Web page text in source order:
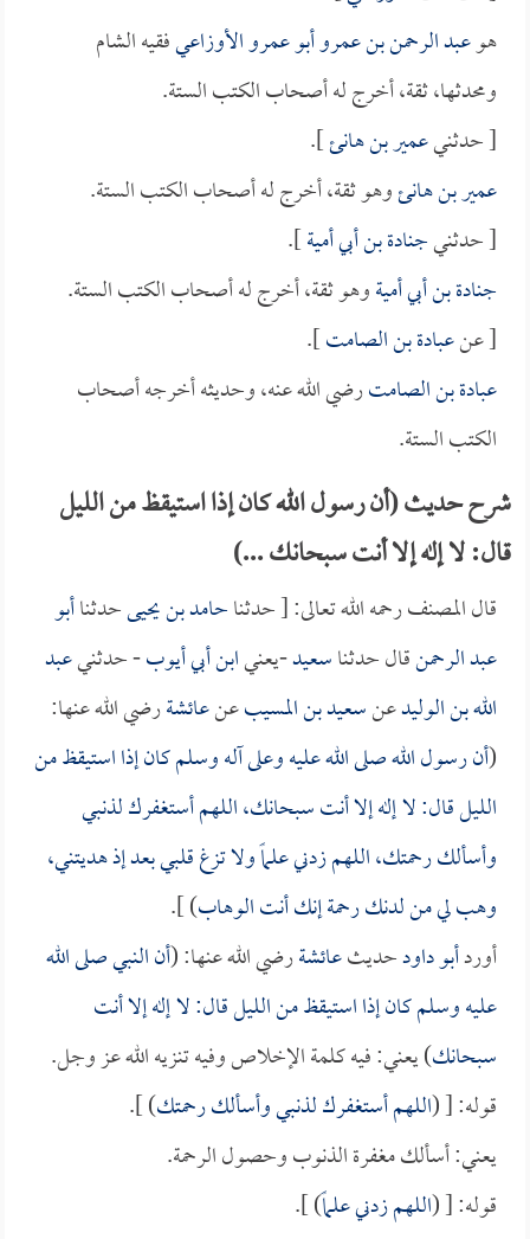
هوعبد الرحمن بن عمرو أبو عمرو الأوزاعيفقيه الشام
ومحدثها، ثقة، أخرج له أصحاب الكتب الستة.
[ حدثنيعمير بن هانئ].
عمير بن هانئوهو ثقة، أخرج له أصحاب الكتب الستة.
[ حدثنيجنادة بن أبي أمية].
جنادة بن أبي أميةوهو ثقة، أخرج له أصحاب الكتب الستة.
[ عنعبادة بن الصامت].
عبادة بن الصامترضي الله عنه، وحديثه أخرجه أصحاب
الكتب الستة.
شرح حديث (أن رسول الله كان إذا استيقظ من الليل
قال: لا إله إلا أنت سبحانك ...)
قال المصنف رحمه الله تعالى: [ حدثناحامد بن يحيىحدثناأبو
عبد الرحمنقال حدثناسعيد-يعنيابن أبي أيوب- حدثنيعبد
الله بن الوليدعنسعيد بن المسيبعنعائشةرضي الله عنها:
(أن رسول الله صلى الله عليه وعلى آله وسلم كان إذا استيقظ من
الليل قال: لا إله إلا أنت سبحانك، اللهم أستغفرك لذنبي
وأسألك رحمتك، اللهم زدني علماً ولا تزغ قلبي بعد إذ هديتني،
وهب لي من لدنك رحمة إنك أنت الوهاب) ].
أوردأبو داودحديثعائشةرضي الله عنها: (أن النبي صلى الله
عليه وسلم كان إذا استيقظ من الليل قال: لا إله إلا أنت
سبحانك) يعني: فيه كلمة الإخلاص وفيه تنزيه الله عز وجل.
قوله: [ (اللهم أستغفرك لذنبي وأسألك رحمتك) ].
يعني: أسألك مغفرة الذنوب وحصول الرحمة.
قوله: [ (اللهم زدني علماً) ].